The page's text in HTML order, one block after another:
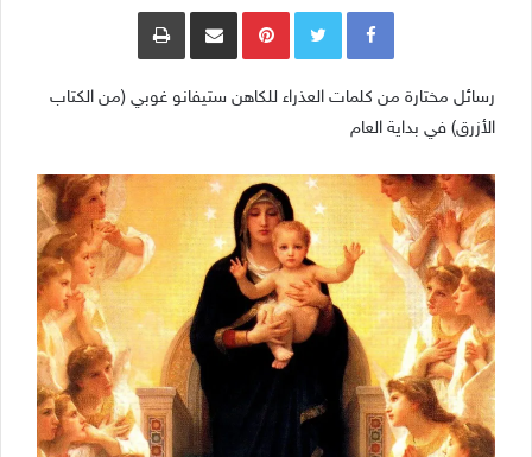
Pinterestمشاركة عبر البريد طباعة
رسائل مختارة من كلمات العذراء للكاهن ستيفانو غوبي (من الكتاب
الأزرق) في بداية العام